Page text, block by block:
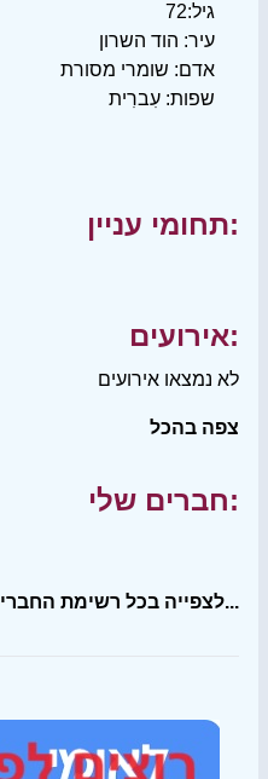
גיל:72
עיר: הוד השרון
אדם: שומרי מסורת
שפות: עִברִית
תחומי עניין:
אירועים:
לא נמצאו אירועים
צפה בהכל
חברים שלי:
לצפייה בכל רשימת החברים שלי...